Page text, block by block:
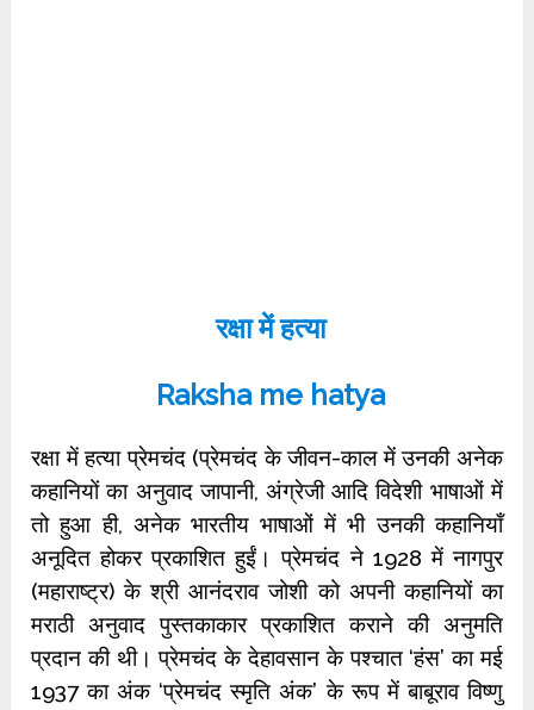
रक्षा में हत्या
Raksha me hatya
रक्षा में हत्या प्रेमचंद (प्रेमचंद के जीवन-काल में उनकी अनेक
कहानियों का अनुवाद जापानी, अंग्रेजी आदि विदेशी भाषाओं में
तो हुआ ही, अनेक भारतीय भाषाओं में भी उनकी कहानियाँ
अनूदित होकर प्रकाशित हुईं। प्रेमचंद ने 1928 में नागपुर
(महाराष्‍ट्र) के श्री आनंदराव जोशी को अपनी कहानियों का
मराठी अनुवाद पुस्‍तकाकार प्रकाशित कराने की अनुमति
प्रदान की थी। प्रेमचंद के देहावसान के पश्‍चात ‘हंस’ का मई
1937 का अंक ‘प्रेमचंद स्‍मृति अंक’ के रूप में बाबूराव विष्‍णु